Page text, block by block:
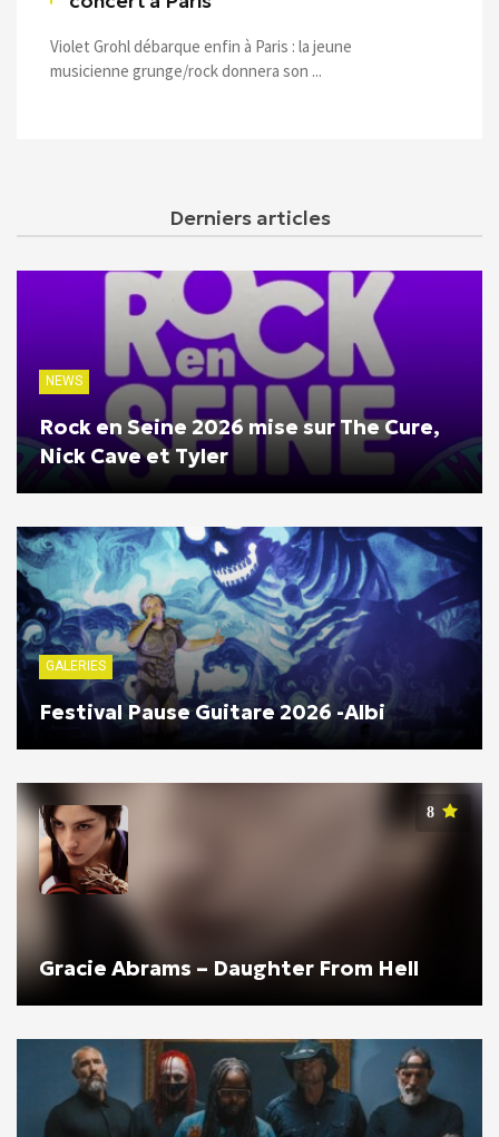
Violet Grohl débarque enfin à Paris : la jeune
musicienne grunge/rock donnera son ...
Derniers articles
NEWS
Rock en Seine 2026 mise sur The Cure,
Nick Cave et Tyler
GALERIES
Festival Pause Guitare 2026 -Albi
8
Gracie Abrams – Daughter From Hell